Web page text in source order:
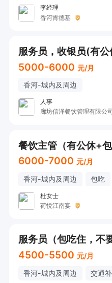
李经理
香河肯德基
服务员，收银员(有
5000-6000 元/月
香河-城内及周边
人事
廊坊信泽餐饮管理有限公
6000-7000 元/月
香河-城内及周边 包吃
杜女士
荷悦江南宴
服务员（包吃住，不
4500-5500 元/月
香河-城内及周边 交通